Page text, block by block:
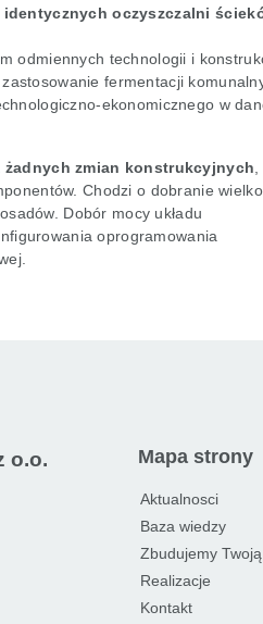
identycznych oczyszczalni
odmiennych technologii i
fermentacji
ekonomicznego w
zmian konstrukcyjnych
Chodzi o dobranie
Dobór mocy układu
oprogramowania
o.o. Mapa strony
Aktualnosci
Baza wiedzy
Zbudujemy
Realizacje
Kontakt